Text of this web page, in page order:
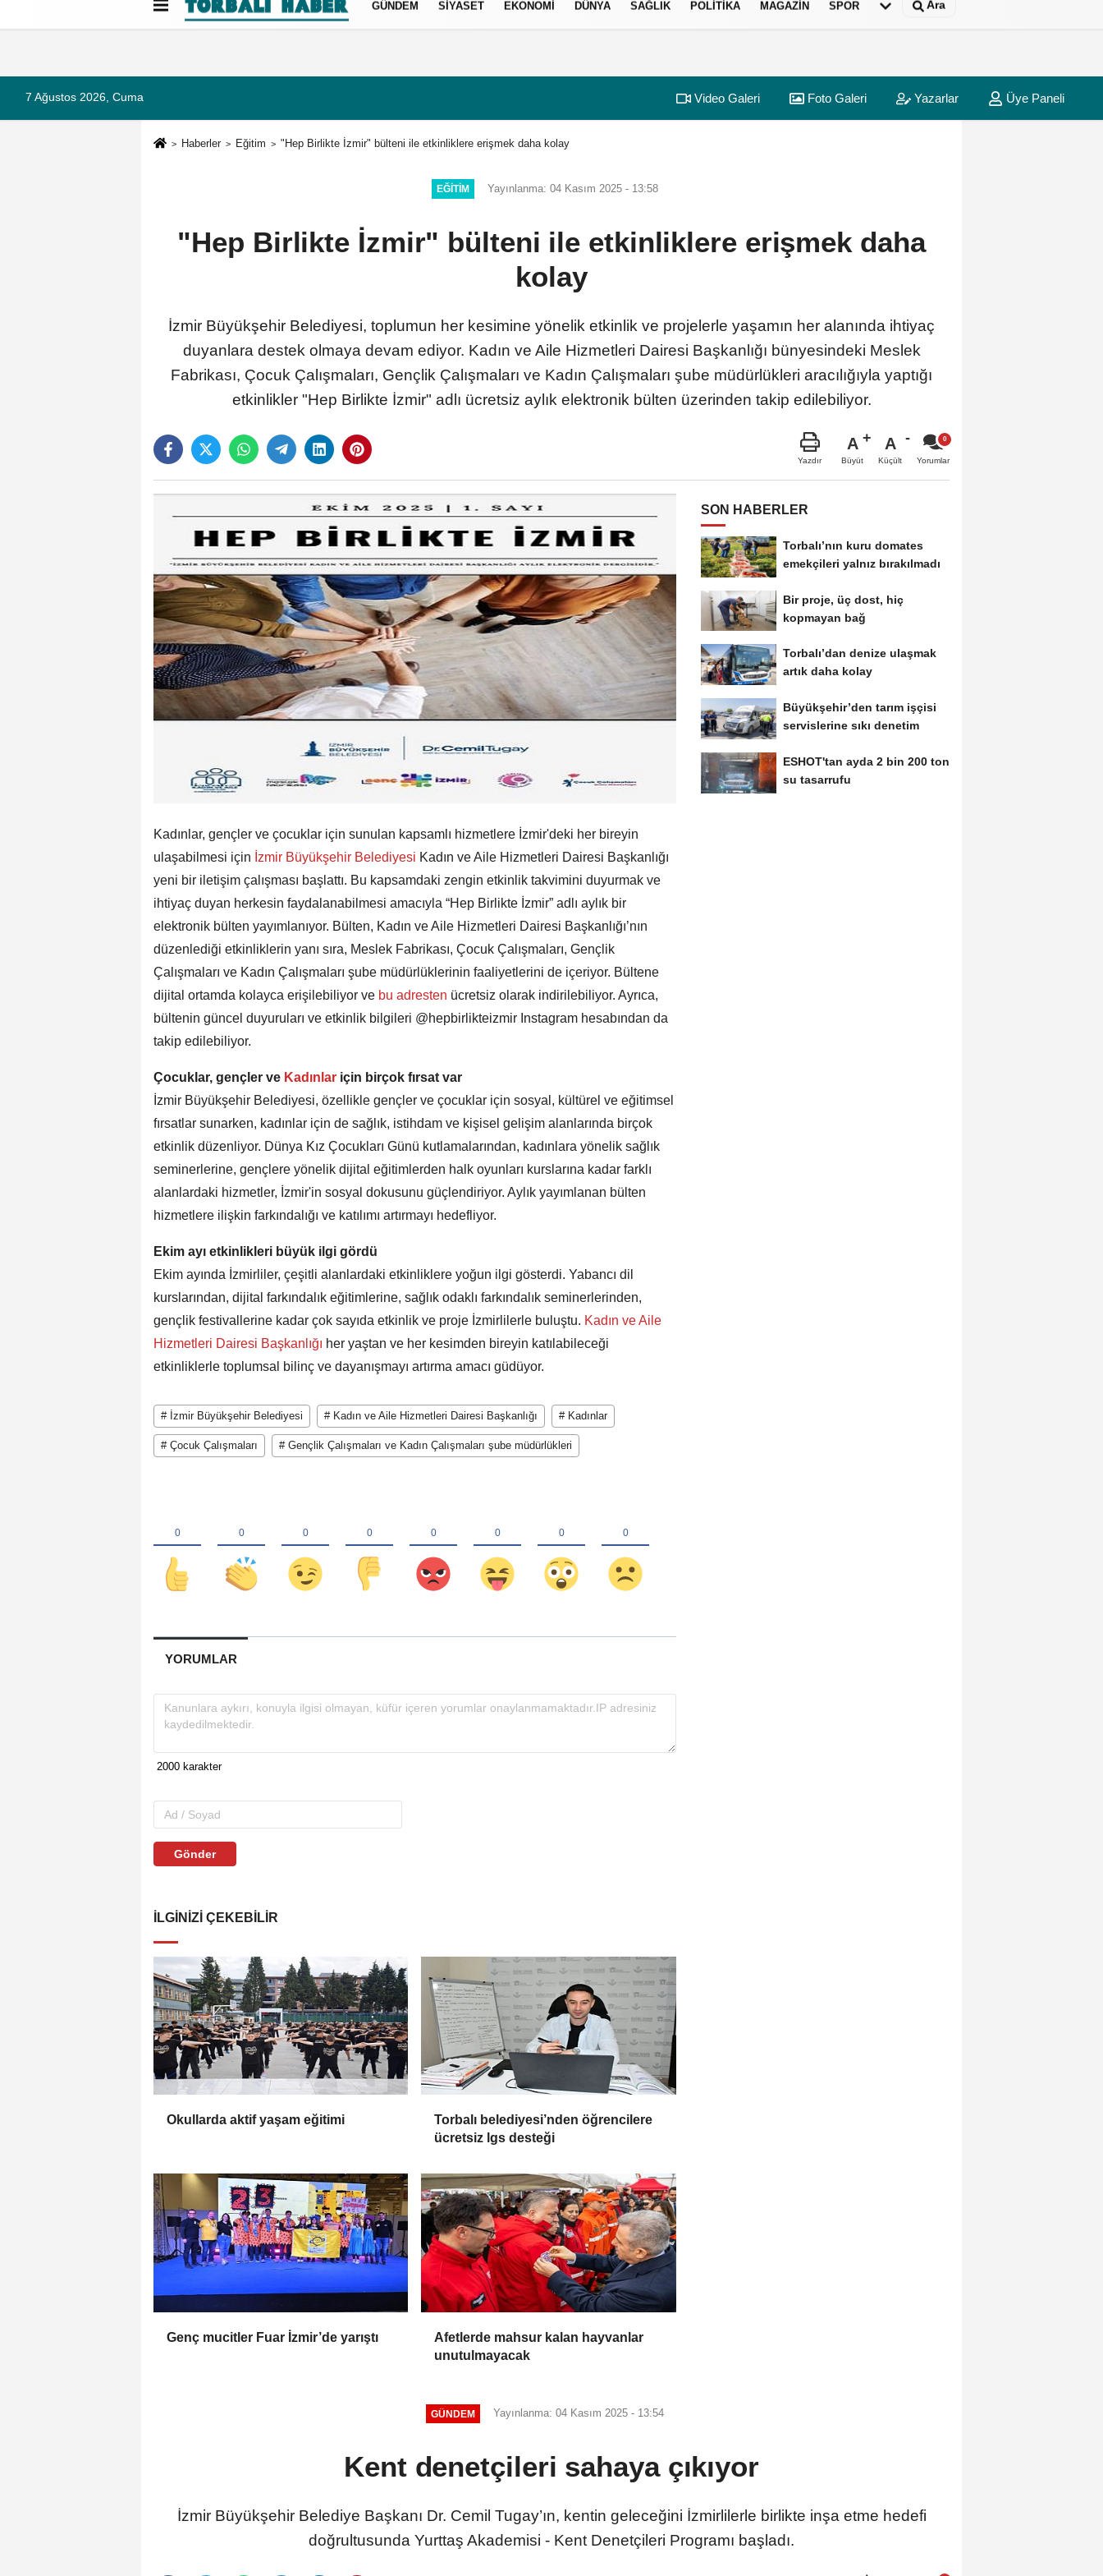
Künye İletişim Çerez Politikası
GÜNDEM SIYASET EKONOMI DÜNYA SAĞLIK POLITIKA MAGAZIN SPOR Ara
7 Ağustos 2026, Cuma Video Galeri Foto Galeri Yazarlar Üye Paneli
Haberler Eğitim "Hep Birlikte İzmir" bülteni ile etkinliklere erişmek daha kolay
EĞITIM Yayınlanma: 04 Kasım 2025 - 13:58
"Hep Birlikte İzmir" bülteni ile etkinliklere erişmek daha
kolay
İzmir Büyükşehir Belediyesi, toplumun her kesimine yönelik etkinlik ve projelerle yaşamın her alanında ihtiyaç
duyanlara destek olmaya devam ediyor. Kadın ve Aile Hizmetleri Dairesi Başkanlığı bünyesindeki Meslek
Fabrikası, Çocuk Çalışmaları, Gençlik Çalışmaları ve Kadın Çalışmaları şube müdürlükleri aracılığıyla yaptığı
etkinlikler "Hep Birlikte İzmir" adlı ücretsiz aylık elektronik bülten üzerinden takip edilebiliyor.
Yazdır
A
Büyüt
A
Küçült Yorumlar
Kadınlar, gençler ve çocuklar için sunulan kapsamlı hizmetlere İzmir'deki her bireyin
ulaşabilmesi için İzmir Büyükşehir Belediyesi Kadın ve Aile Hizmetleri Dairesi Başkanlığı
yeni bir iletişim çalışması başlattı. Bu kapsamdaki zengin etkinlik takvimini duyurmak ve
ihtiyaç duyan herkesin faydalanabilmesi amacıyla “Hep Birlikte İzmir” adlı aylık bir
elektronik bülten yayımlanıyor. Bülten, Kadın ve Aile Hizmetleri Dairesi Başkanlığı’nın
düzenlediği etkinliklerin yanı sıra, Meslek Fabrikası, Çocuk Çalışmaları, Gençlik
Çalışmaları ve Kadın Çalışmaları şube müdürlüklerinin faaliyetlerini de içeriyor. Bültene
dijital ortamda kolayca erişilebiliyor ve bu adresten ücretsiz olarak indirilebiliyor. Ayrıca,
bültenin güncel duyuruları ve etkinlik bilgileri @hepbirlikteizmir Instagram hesabından da
takip edilebiliyor.
Çocuklar, gençler ve Kadınlar için birçok fırsat var
İzmir Büyükşehir Belediyesi, özellikle gençler ve çocuklar için sosyal, kültürel ve eğitimsel
fırsatlar sunarken, kadınlar için de sağlık, istihdam ve kişisel gelişim alanlarında birçok
etkinlik düzenliyor. Dünya Kız Çocukları Günü kutlamalarından, kadınlara yönelik sağlık
seminerlerine, gençlere yönelik dijital eğitimlerden halk oyunları kurslarına kadar farklı
alanlardaki hizmetler, İzmir'in sosyal dokusunu güçlendiriyor. Aylık yayımlanan bülten
hizmetlere ilişkin farkındalığı ve katılımı artırmayı hedefliyor.
Ekim ayı etkinlikleri büyük ilgi gördü
Ekim ayında İzmirliler, çeşitli alanlardaki etkinliklere yoğun ilgi gösterdi. Yabancı dil
kurslarından, dijital farkındalık eğitimlerine, sağlık odaklı farkındalık seminerlerinden,
gençlik festivallerine kadar çok sayıda etkinlik ve proje İzmirlilerle buluştu. Kadın ve Aile
Hizmetleri Dairesi Başkanlığı her yaştan ve her kesimden bireyin katılabileceği
etkinliklerle toplumsal bilinç ve dayanışmayı artırma amacı güdüyor.
# İzmir Büyükşehir Belediyesi # Kadın ve Aile Hizmetleri Dairesi Başkanlığı # Kadınlar
# Çocuk Çalışmaları # Gençlik Çalışmaları ve Kadın Çalışmaları şube müdürlükleri
YORUMLAR
Gönder
İLGINIZI ÇEKEBILIR
Okullarda aktif yaşam eğitimi
Torbalı belediyesi’nden öğrencilere
ücretsiz lgs desteği
Genç mucitler Fuar İzmir’de yarıştı
Afetlerde mahsur kalan hayvanlar
unutulmayacak
SON HABERLER
Torbalı’nın kuru domates
emekçileri yalnız bırakılmadı
Bir proje, üç dost, hiç
kopmayan bağ
Torbalı’dan denize ulaşmak
artık daha kolay
Büyükşehir’den tarım işçisi
servislerine sıkı denetim
ESHOT'tan ayda 2 bin 200 ton
su tasarrufu
GÜNDEM Yayınlanma: 04 Kasım 2025 - 13:54
Kent denetçileri sahaya çıkıyor
İzmir Büyükşehir Belediye Başkanı Dr. Cemil Tugay’ın, kentin geleceğini İzmirlilerle birlikte inşa etme hedefi
doğrultusunda Yurttaş Akademisi - Kent Denetçileri Programı başladı.